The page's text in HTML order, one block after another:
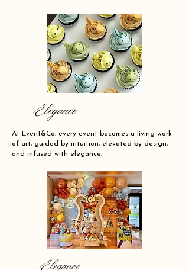
Elegance
At Event&Co, every event becomes a living work
of art, guided by intuition, elevated by design,
and infused with elegance.